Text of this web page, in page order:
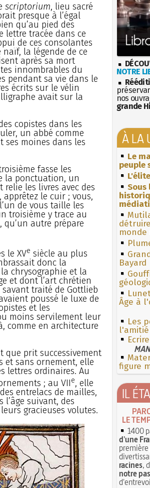
scriptorium, lieu sacré
presque à l’égal
qu’au pied des
lettre tracée dans ce
de ces consolantes
naïf, la légende de ce
après sa mort
innombrables du
pendant sa vie dans le
écrits sur le vélin
avait sur la
copistes dans les
un abbé comme
moines dans les
fasse les
la ponctuation, un
les livres avec des
apprêtez le cuir ; vous,
de vous taille les
troisième y trace au
autre prépare
le XVe siècle au plus
donc la
chrysographie et la
et dont l’art chrétien
savant traité de Gottlieb
poussé le luxe de
et les
moins servilement leur
comme en architecture
que prit successivement
et sans ornement, elle
lettres ordinaires. Au
; au VIIe, elle
entrelacs de mailles,
l’âge suivant, des
gracieuses volutes.
NOTRE
nos
grande
À LA
Le
peuple
Sous
monde
Bayard
Âge à
Les
l'amitié
figure
IL
LE
1400
d'une
première
racines,
notre